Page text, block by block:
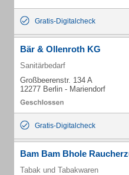
Gratis-Digitalcheck
Bär & Ollenroth KG
Sanitärbedarf
Großbeerenstr. 134 A
12277 Berlin - Mariendorf
Gratis-Digitalcheck
Bam Bam Bhole
Tabak und Tabakwaren